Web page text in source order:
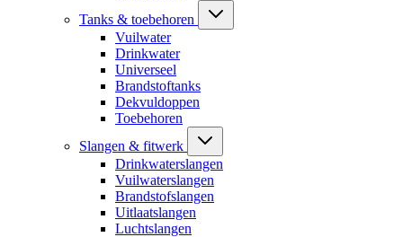
Tanks & toebehoren
Vuilwater
Drinkwater
Universeel
Brandstoftanks
Dekvuldoppen
Toebehoren
Slangen & fitwerk
Drinkwaterslangen
Vuilwaterslangen
Brandstofslangen
Uitlaatslangen
Luchtslangen